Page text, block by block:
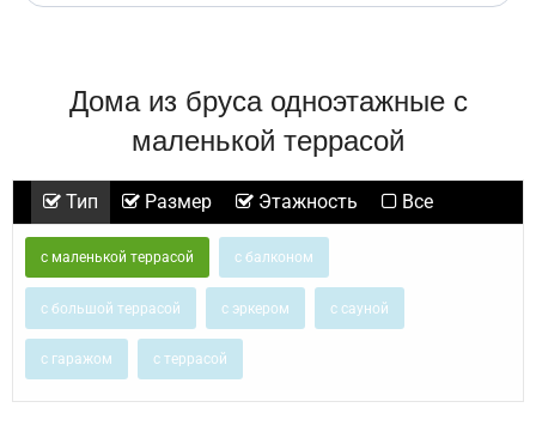
Дома из бруса одноэтажные с
маленькой террасой
Тип Размер Этажность Все
с маленькой террасой с балконом
с большой террасой с эркером с сауной
с гаражом с террасой